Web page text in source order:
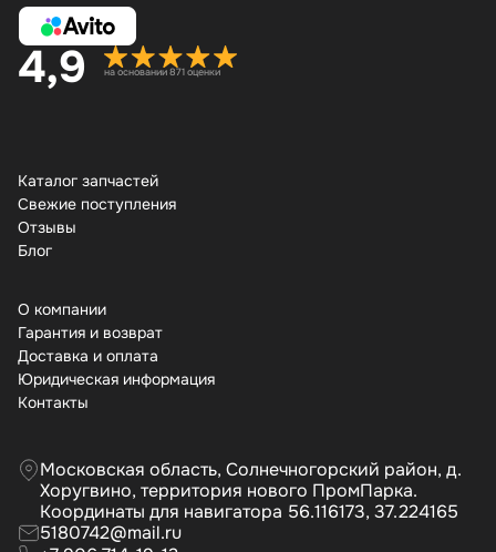
4,9 на основании 871 оценки
Каталог запчастей
Свежие поступления
Отзывы
Бло
О компании
Гарантия и возврат
Доставка и оплата
Юридическая информация
Контакты
Московская область, Солнечногорский район, д.
Хоругвино, территория нового ПромПарка.
Координаты для навигатора 56.116173, 37.224165
5180742@mail.ru